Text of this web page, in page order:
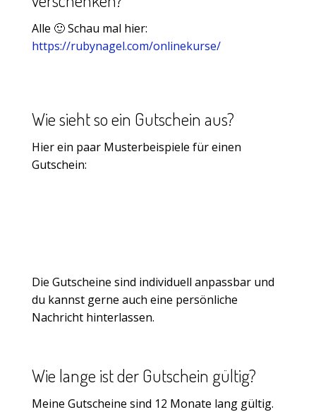
Alle 🙂 Schau mal hier:
https://rubynagel.com/onlinekurse/
Wie sieht so ein Gutschein aus?
Hier ein paar Musterbeispiele für einen
Gutschein:
Die Gutscheine sind individuell anpassbar und
du kannst gerne auch eine persönliche
Nachricht hinterlassen.
Wie lange ist der Gutschein gültig?
Meine Gutscheine sind 12 Monate lang gültig.